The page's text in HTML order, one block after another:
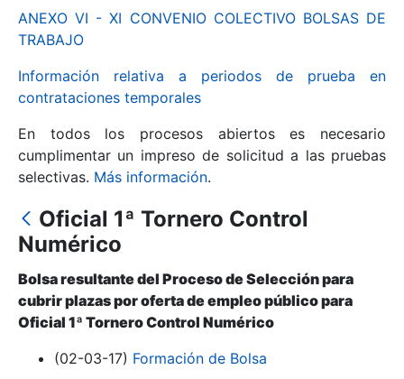
Mostrar/Ocultar
Mostrar/Ocultar
Mostrar/Ocultar
ANEXO VI - XI CONVENIO COLECTIVO BOLSAS DE
TRABAJO
Información relativa a periodos de prueba en
contrataciones temporales
En todos los procesos abiertos es necesario
cumplimentar un impreso de solicitud a las pruebas
selectivas. Más información.
Oficial 1ª Tornero Control
Numérico
Bolsa resultante del Proceso de Selección para
cubrir plazas por oferta de empleo público para
Oficial 1ª Tornero Control Numérico
(02-03-17) Formación de Bolsa